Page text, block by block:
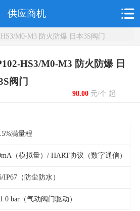
供应商机
M0-M3 防火防爆 日本3S阀门
HS3/M0-M3 防火防爆 日
阀门
98.00元/个 起
满量程
（模拟量）/ HART协议（数字通信）
IP67（防尘防水）
bar（气动阀门驱动）